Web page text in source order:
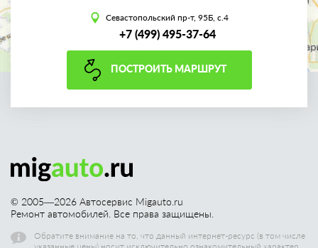
Севастопольский пр-т, 95Б, с.4
+7 (499) 495-37-64
ПОСТРОИТЬ МАРШРУТ
© 2005—2026 Автосервис Migauto.ru
Ремонт автомобилей. Все права защищены.
Обратите внимание на то, что данный интернет-ресурс (в том числе